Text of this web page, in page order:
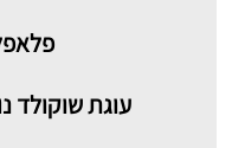
עוגת שוקולד